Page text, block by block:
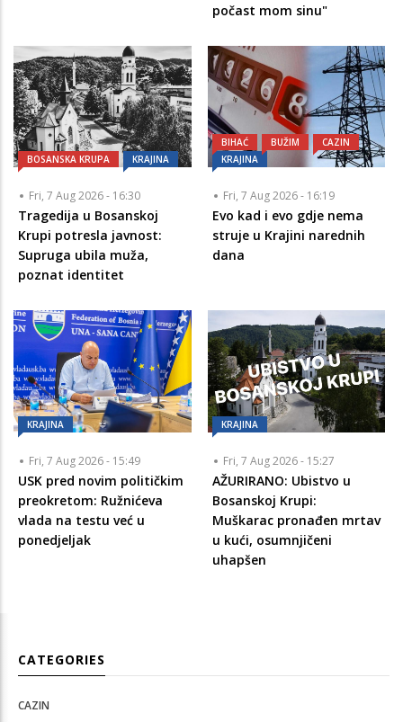
počast mom sinu"
BOSANSKA KRUPA KRAJINA
Fri, 7 Aug 2026 - 16:30
Tragedija u Bosanskoj
Krupi potresla javnost:
Supruga ubila muža,
poznat identitet
BIHAĆ BUŽIM
CAZIN
KRAJINA
Fri, 7 Aug 2026 - 16:19
Evo kad i evo gdje nema
struje u Krajini narednih
dana
KRAJINA
Fri, 7 Aug 2026 - 15:49
USK pred novim političkim
preokretom: Ružnićeva
vlada na testu već u
ponedjeljak
KRAJINA
Fri, 7 Aug 2026 - 15:27
AŽURIRANO: Ubistvo u
Bosanskoj Krupi:
Muškarac pronađen mrtav
u kući, osumnjičeni
uhapšen
CATEGORIES
CAZIN